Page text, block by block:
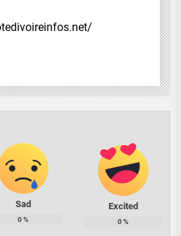
Sad
0%
Excited
0%